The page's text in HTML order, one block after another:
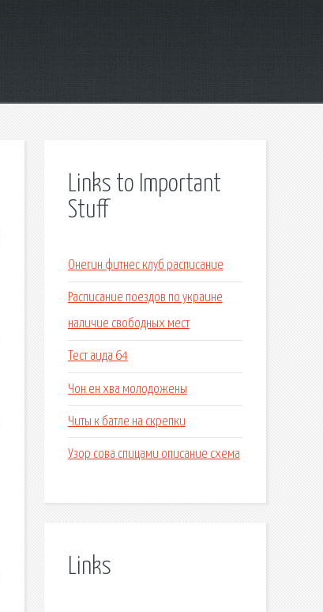
Links to Important
Stuff
Онегин фитнес клуб расписание
Расписание поездов по украине
наличие свободных мест
Тест аида 64
Чон ен хва молодожены
Читы к батле на скрепки
Узор сова спицами описание схема
Links